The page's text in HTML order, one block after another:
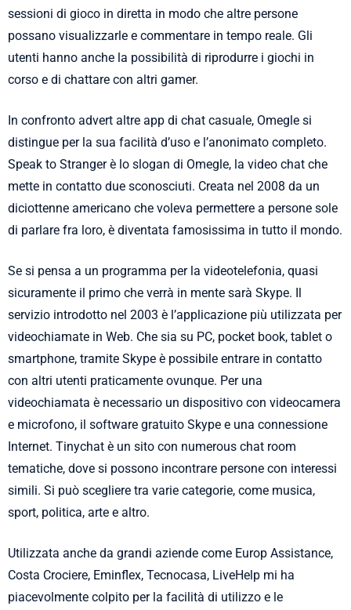
sessioni di gioco in diretta in modo che altre persone
possano visualizzarle e commentare in tempo reale. Gli
utenti hanno anche la possibilità di riprodurre i giochi in
corso e di chattare con altri gamer.
In confronto advert altre app di chat casuale, Omegle si
distingue per la sua facilità d’uso e l’anonimato completo.
Speak to Stranger è lo slogan di Omegle, la video chat che
mette in contatto due sconosciuti. Creata nel 2008 da un
diciottenne americano che voleva permettere a persone sole
di parlare fra loro, è diventata famosissima in tutto il mondo.
Se si pensa a un programma per la videotelefonia, quasi
sicuramente il primo che verrà in mente sarà Skype. Il
servizio introdotto nel 2003 è l’applicazione più utilizzata per
videochiamate in Web. Che sia su PC, pocket book, tablet o
smartphone, tramite Skype è possibile entrare in contatto
con altri utenti praticamente ovunque. Per una
videochiamata è necessario un dispositivo con videocamera
e microfono, il software gratuito Skype e una connessione
Internet. Tinychat è un sito con numerous chat room
tematiche, dove si possono incontrare persone con interessi
simili. Si può scegliere tra varie categorie, come musica,
sport, politica, arte e altro.
Utilizzata anche da grandi aziende come Europ Assistance,
Costa Crociere, Eminflex, Tecnocasa, LiveHelp mi ha
piacevolmente colpito per la facilità di utilizzo e le